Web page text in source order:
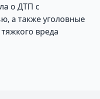
о ДТП с
а также уголовные
вреда